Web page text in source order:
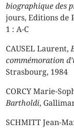
biographique des
jours, Editions de
1 : A-C
CAUSEL Laurent,
commémoration
Strasbourg, 1984
CORCY Marie-
Bartholdi,
SCHMITT Jean-